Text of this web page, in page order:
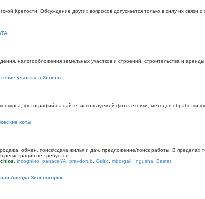
Крепости. Обсуждение других вопросов допускается только в силу их связи
налогообложения земельных участков и строений, строительства и
участка в Зелено…
фотографий на сайте, используемой фототехники, методов обработки
коты
обмен, поиск/сдача жилья и дач, предложение/поиск работы. В
не требуется.
incogni-to panaceYA pravdorub Celtic mborgali Ingusha
Bastet
Аренда Зеленогорск